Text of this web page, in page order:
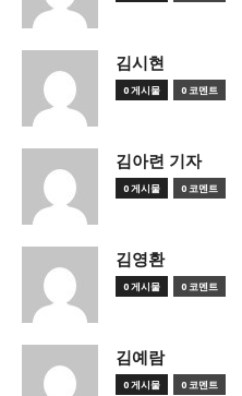
김시현
0 게시물 0 코멘트
김아련 기자
0 게시물 0 코멘트
김영환
0 게시물 0 코멘트
김예람
0 게시물 0 코멘트